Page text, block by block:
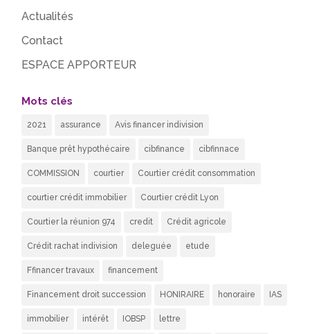
Actualités
Contact
ESPACE APPORTEUR
Mots clés
2021 assurance Avis financer indivision
Banque prêt hypothécaire cibfinance cibfinnace
COMMISSION courtier Courtier crédit consommation
courtier crédit immobilier Courtier crédit Lyon
Courtier la réunion 974 credit Crédit agricole
Crédit rachat indivision deleguée etude
Ffinancer travaux financement
Financement droit succession HONIRAIRE honoraire IAS
immobilier intérêt IOBSP lettre